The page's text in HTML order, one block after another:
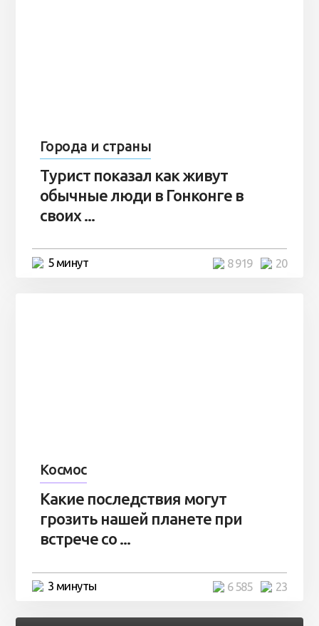
Города и страны
Турист показал как живут
обычные люди в Гонконге в
своих ...
5 минут 20
8 919
Космос
Какие последствия могут
грозить нашей планете при
встрече со ...
3 минуты 23
6 585